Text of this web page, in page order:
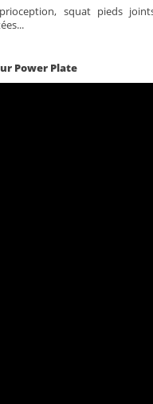
squat pieds
Power Plate